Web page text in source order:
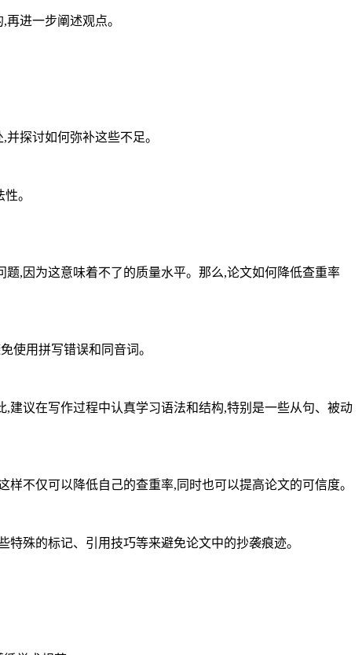
进一步阐述观点。
探讨如何弥补这些不足。
。
,因为这意味着不了的质量水平。那么,论文如何降低查重率
使用拼写错误和同音词。
议在写作过程中认真学习语法和结构,特别是一些从句、被动
不仅可以降低自己的查重率,同时也可以提高论文的可信度。
殊的标记、引用技巧等来避免论文中的抄袭痕迹。